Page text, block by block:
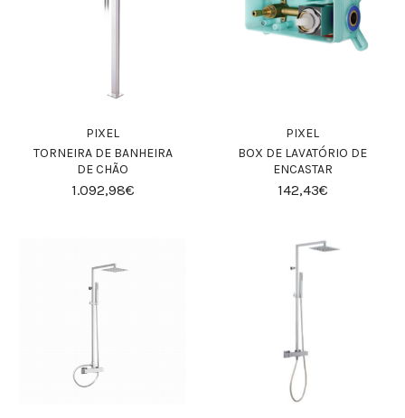
PIXEL
TORNEIRA DE BANHEIRA
DE CHÃO
1.092,98€
PIXEL
BOX DE LAVATÓRIO DE
ENCASTAR
142,43€